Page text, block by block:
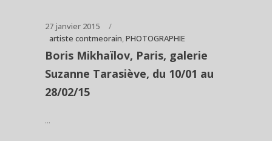
27 janvier 2015
artiste contmeorain,PHOTOGRAPHIE
Boris Mikhaïlov, Paris, galerie
Suzanne Tarasiève, du 10/01 au
28/02/15
...